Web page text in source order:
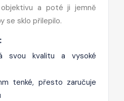
a poté ji jemně
se sklo přilepilo.
svou kvalitu a vysoké
tenké, přesto zaručuje